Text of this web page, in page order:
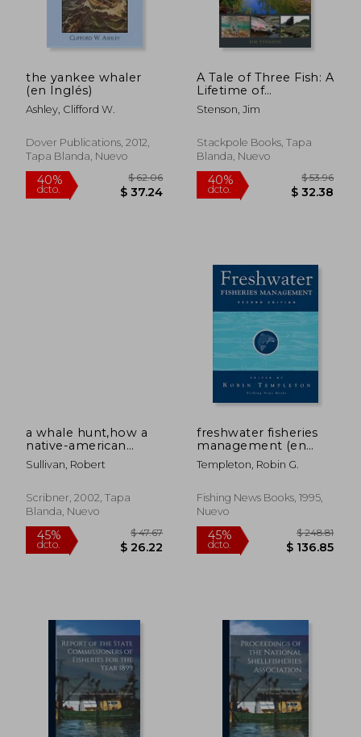
45%
dcto. $ 127.37
45%
dcto. $
the yankee whaler
(en Inglés)
Ashley, Clifford W.
Dover Publications, 2012,
Tapa Blanda, Nuevo
A Tale of Three Fish: A
Lifetime of
Adventures Chasing
Atlantic Salmon,
Permit (en Inglés)
Stenson, Jim
Stackpole Books, Tapa
Blanda, Nuevo
a whale hunt,how a
native-american
village did what no
one thought it could
Sullivan, Robert
Scribner, 2002, Tapa
Blanda, Nuevo
freshwater fisheries
management (en
Inglés)
Templeton, Robin G.
Fishing News Books, 1995,
Nuevo